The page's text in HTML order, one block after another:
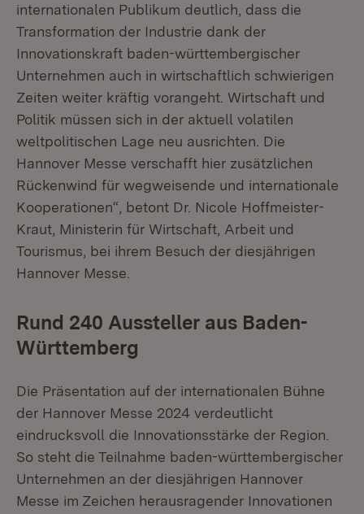
internationalen Publikum deutlich, dass die
Transformation der Industrie dank der
Innovationskraft baden-württembergischer
Unternehmen auch in wirtschaftlich schwierigen
Zeiten weiter kräftig vorangeht. Wirtschaft und
Politik müssen sich in der aktuell volatilen
weltpolitischen Lage neu ausrichten. Die
Hannover Messe verschafft hier zusätzlichen
Rückenwind für wegweisende und internationale
Kooperationen“, betont Dr. Nicole Hoffmeister-
Kraut, Ministerin für Wirtschaft, Arbeit und
Tourismus, bei ihrem Besuch der diesjährigen
Hannover Messe.
Rund 240 Aussteller aus Baden-
Württemberg
Die Präsentation auf der internationalen Bühne
der Hannover Messe 2024 verdeutlicht
eindrucksvoll die Innovationsstärke der Region.
So steht die Teilnahme baden-württembergischer
Unternehmen an der diesjährigen Hannover
Messe im Zeichen herausragender Innovationen